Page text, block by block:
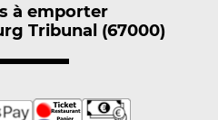
à emporter
Tribunal (67000)